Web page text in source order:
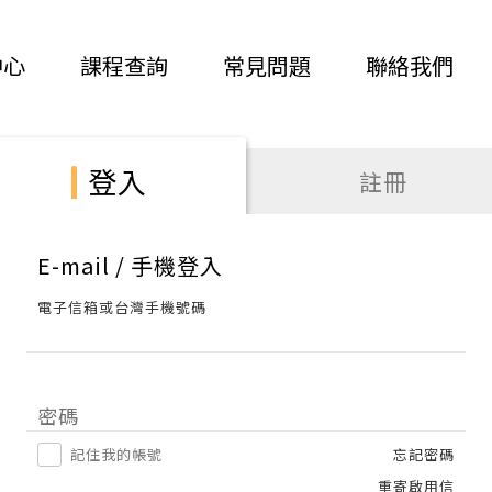
課程查詢 常見問題 聯絡我們
登入 註冊
E-mail / 手機登入
電子信箱或台灣手機號碼
密碼
記住我的帳號
忘記密碼
重寄啟用信